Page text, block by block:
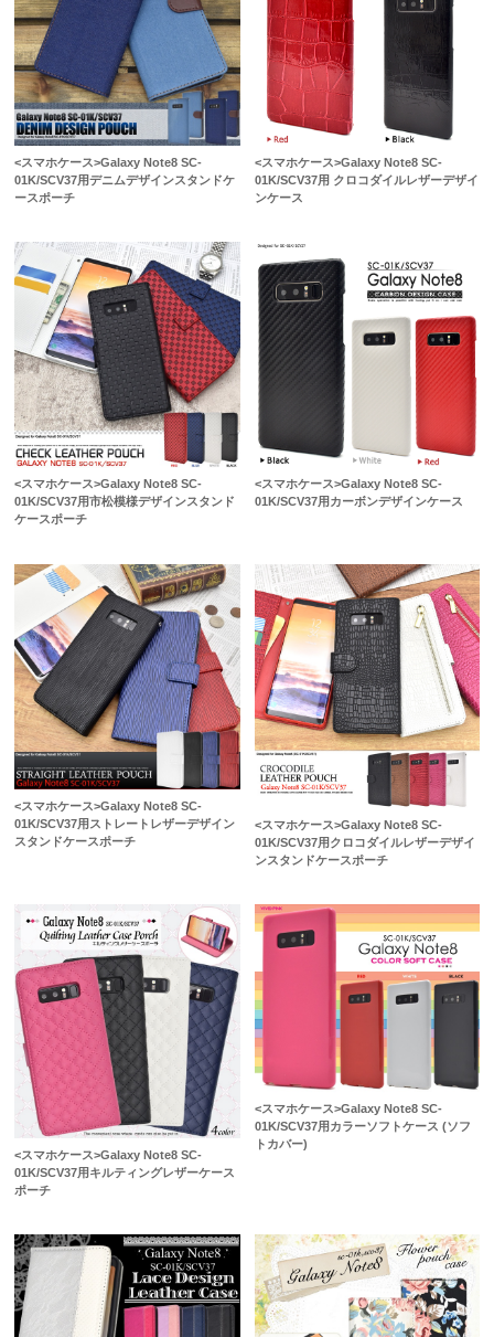
<スマホケース>Galaxy Note8 SC-
01K/SCV37用デニムデザインスタンドケ
ースポーチ
<スマホケース>Galaxy Note8 SC-
01K/SCV37用 クロコダイルレザーデザイ
ンケース
<スマホケース>Galaxy Note8 SC-
01K/SCV37用市松模様デザインスタンド
ケースポーチ
<スマホケース>Galaxy Note8 SC-
01K/SCV37用カーボンデザインケース
<スマホケース>Galaxy Note8 SC-
01K/SCV37用ストレートレザーデザイン
スタンドケースポーチ
<スマホケース>Galaxy Note8 SC-
01K/SCV37用クロコダイルレザーデザイ
ンスタンドケースポーチ
<スマホケース>Galaxy Note8 SC-
01K/SCV37用キルティングレザーケース
ポーチ
<スマホケース>Galaxy Note8 SC-
01K/SCV37用カラーソフトケース (ソフ
トカバー)